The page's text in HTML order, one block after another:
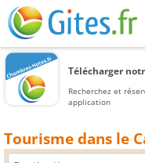
Télécharger
Recherchez et
application
Tourisme dans le